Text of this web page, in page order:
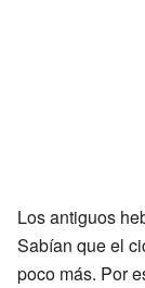
Los antiguos
Sabían que el
poco más. Por